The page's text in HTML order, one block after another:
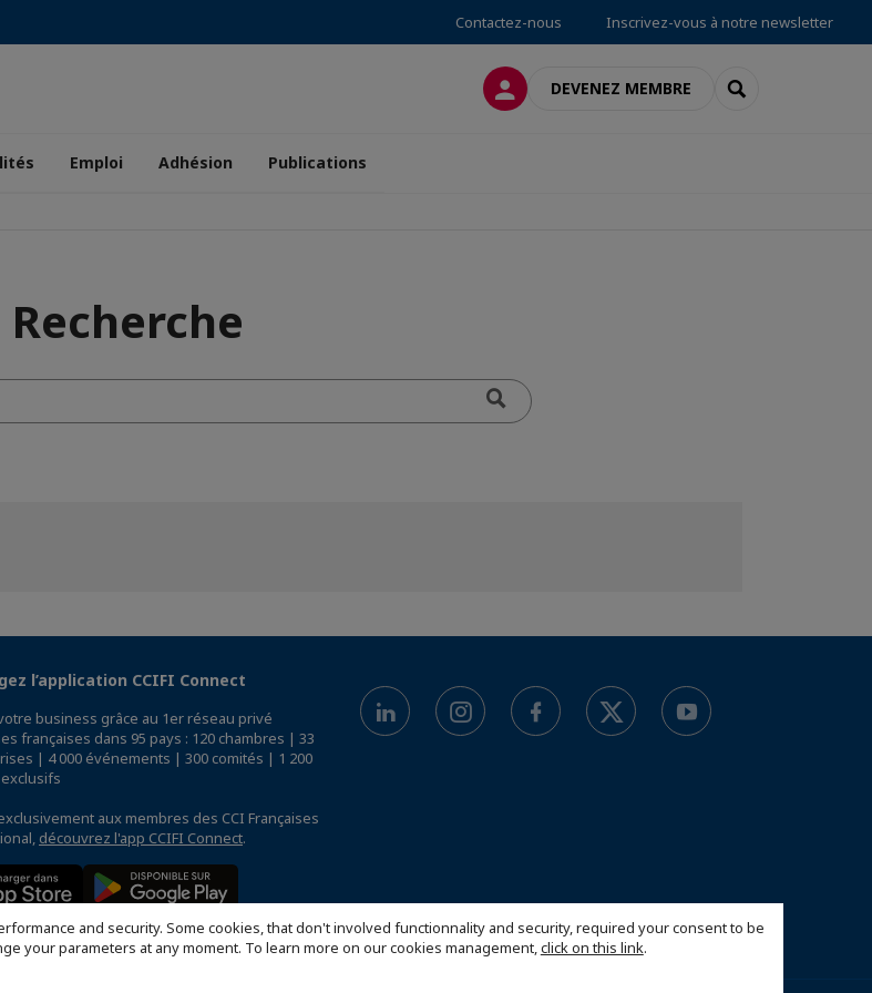
and security. Some cookies, that don't involved functionnality and security, required your consent to be
your parameters at any moment. To learn more on our cookies management,click on this link.
Contactez-nous Inscrivez-vous à notre newsletter
CONNEXIONDEVENEZ MEMBRE RECHERCHER
Emploi Adhésion Publications
Recherche
l’application CCIFI Connect
business grâce au 1er réseau privé
françaises dans 95 pays : 120 chambres | 33
| 4 000 événements | 300 comités | 1 200
aux membres des CCI Françaises
découvrez l'app CCIFI Connect.